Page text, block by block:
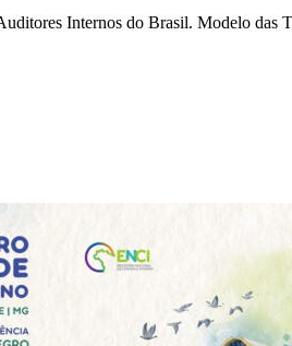
Internos do Brasil. Modelo das